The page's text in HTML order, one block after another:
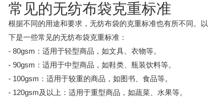
常见的无纺布袋克重标准
根据不同的用途和要求，无纺布袋的克重标准也有所不同。以
下是一些常见的无纺布袋克重标准：
- 80gsm：适用于轻型商品，如文具、衣物等。
- 90gsm：适用于中型商品，如鞋类、瓶装饮料等。
- 100gsm：适用于较重的商品，如图书、食品等。
- 120gsm及以上：适用于重型商品，如蔬菜、水果等。